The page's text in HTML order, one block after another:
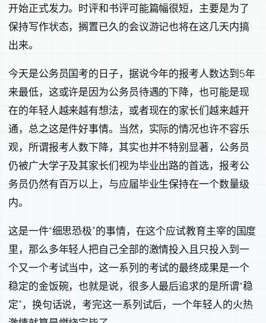
开始正式发力。时评和书评可能篇幅很短，主要是为了
保持写作状态，搁置已久的会议游记也将在这几天内搞
出来。
今天是公务员国考的日子，据说今年的报考人数达到5年
来最低，这或许是因为公务员待遇的下降，也可能是现
在的年轻人越来越有想法，或者现在的家长们越来越开
通，总之这是件好事情。当然，实际的情况也许不容乐
观，所谓报考人数下降，其实也并不特别显著，公务员
仍被广大学子及其家长们视为毕业出路的首选，报考公
务员仍然有百万以上，与应届毕业生保持在一个数量级
内。
这是一件“细思恐极”的事情，在这个应试教育主宰的国度
里，那么多年轻人把自己全部的激情投入且只投入到一
个又一个考试当中，这一系列的考试的最终成果是一个
稳定的金饭碗，也就是说，很多人最后追求的是所谓“稳
定”，换句话说，考完这一系列试后，一个年轻人的火热